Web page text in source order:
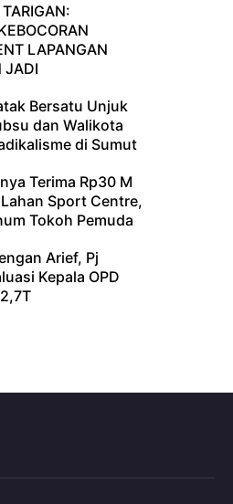
LAPANGAN
JADI
Bersatu Unjuk
dan Walikota
di Sumut
Terima Rp30 M
Sport Centre,
Tokoh Pemuda
Arief, Pj
Kepala OPD